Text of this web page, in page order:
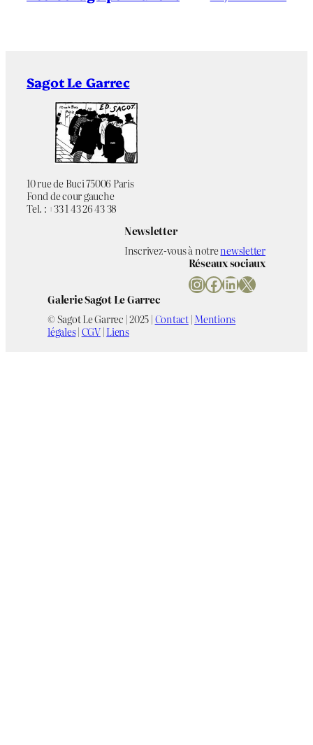
Sagot Le Garrec
10 rue de Buci 75006 Paris
Fond de cour gauche
Tel. : +33 1 43 26 43 38
Newsletter
Inscrivez-vous à notrenewsletter
Réseaux sociaux
InstagramFacebook LinkedIn X
Galerie Sagot Le Garrec
© Sagot Le Garrec | 2025 |Contact|Mentions
légales|CGV|Liens